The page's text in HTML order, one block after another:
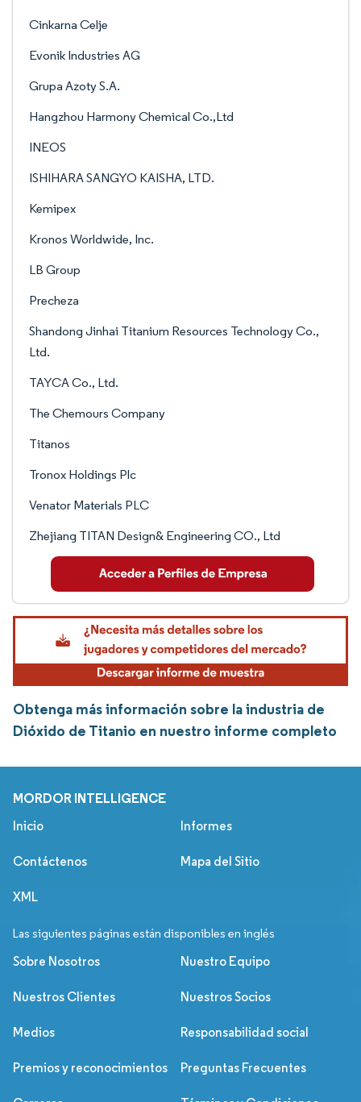
Cinkarna Celje
Evonik Industries AG
Grupa Azoty S.A.
Hangzhou Harmony Chemical Co.,Ltd
INEOS
ISHIHARA SANGYO KAISHA, LTD.
Kemipex
Kronos Worldwide, Inc.
LB Group
Precheza
Shandong Jinhai Titanium Resources Technology Co.,
Ltd.
TAYCA Co., Ltd.
The Chemours Company
Titanos
Tronox Holdings Plc
Venator Materials PLC
Zhejiang TITAN Design& Engineering CO., Ltd
Obtenga más información sobre la industria de
Dióxido de Titanio en nuestro informe completo
MORDOR INTELLIGENCE
Inicio Informes
Contáctenos Mapa del Sitio
XML
Las siguientes páginas están disponibles en inglés
Sobre Nosotros Nuestro Equipo
Nuestros Clientes Nuestros Socios
Medios Responsabilidad social
Premios y reconocimientos Preguntas Frecuentes